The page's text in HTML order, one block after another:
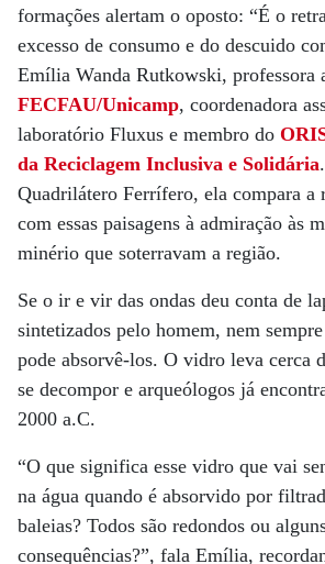
formações alertam o oposto: “É o
excesso de consumo e do descuido
Emília Wanda Rutkowski, professora
FECFAU/Unicamp, coordenadora
laboratório Fluxus e membro do
da Reciclagem Inclusiva e Solidária
Quadrilátero Ferrífero, ela compara a
com essas paisagens à admiração às
minério que soterravam a região.
Se o ir e vir das ondas deu conta de
sintetizados pelo homem, nem
pode absorvê-los. O vidro leva cerca
se decompor e arqueólogos já
2000 a.C.
“O que significa esse vidro que vai
na água quando é absorvido por
baleias? Todos são redondos ou
consequências?”, fala Emília,